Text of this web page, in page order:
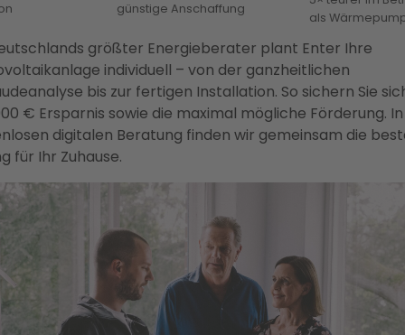
günstige Anschaffung
als
größter Energieberater plant Enter Ihre
individuell – von der ganzheitlichen
bis zur fertigen Installation. So sichern Sie
€ Ersparnis sowie die maximal mögliche Förderung.
digitalen Beratung finden wir gemeinsam die
für Ihr Zuhause.